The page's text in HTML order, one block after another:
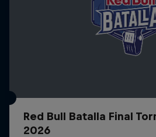
Red Bull Batalla Final
2026